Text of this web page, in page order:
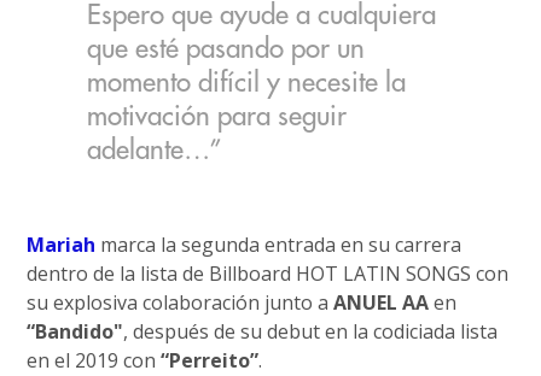
Espero que ayude a cualquiera
que esté pasando por un
momento difícil y necesite la
motivación para seguir
adelante…”
Mariah marca la segunda entrada en su carrera
dentro de la lista de Billboard HOT LATIN SONGS con
su explosiva colaboración junto aANUEL AAen
“Bandido", después de su debut en la codiciada lista
en el 2019 con“Perreito”.